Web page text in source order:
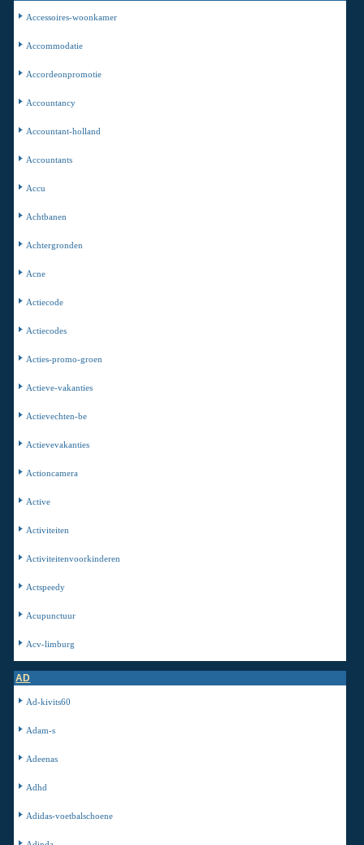
Accessoires-woonkamer
Accommodatie
Accordeonpromotie
Accountancy
Accountant-holland
Accountants
Accu
Achtbanen
Achtergronden
Acne
Actiecode
Actiecodes
Acties-promo-groen
Actieve-vakanties
Actievechten-be
Actievevakanties
Actioncamera
Active
Activiteiten
Activiteitenvoorkinderen
Actspeedy
Acupunctuur
Acv-limburg
AD
Ad-kivits60
Adam-s
Adeenas
Adhd
Adidas-voetbalschoene